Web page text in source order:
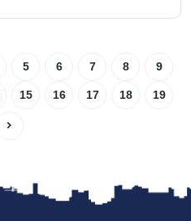
5 6 7 8 9
15 16 17 18 19